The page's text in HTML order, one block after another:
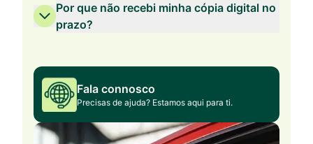
Por que não recebi minha cópia digital no
prazo?
Fala connosco
Precisas de ajuda? Estamos aqui para ti.